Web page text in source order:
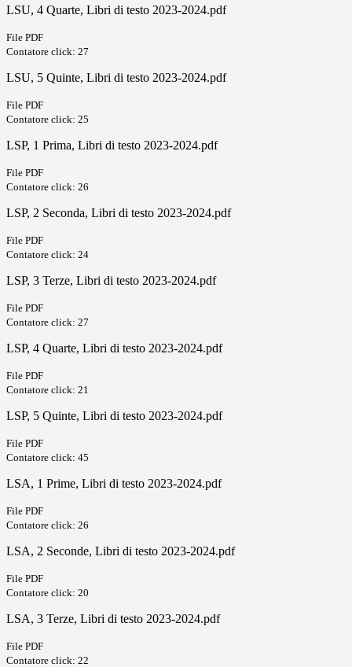
LSU, 4 Quarte, Libri di testo 2023-2024.pdf
File PDF
Contatore click: 27
LSU, 5 Quinte, Libri di testo 2023-2024.pdf
File PDF
Contatore click: 25
LSP, 1 Prima, Libri di testo 2023-2024.pdf
File PDF
Contatore click: 26
LSP, 2 Seconda, Libri di testo 2023-2024.pdf
File PDF
Contatore click: 24
LSP, 3 Terze, Libri di testo 2023-2024.pdf
File PDF
Contatore click: 27
LSP, 4 Quarte, Libri di testo 2023-2024.pdf
File PDF
Contatore click: 21
LSP, 5 Quinte, Libri di testo 2023-2024.pdf
File PDF
Contatore click: 45
LSA, 1 Prime, Libri di testo 2023-2024.pdf
File PDF
Contatore click: 26
LSA, 2 Seconde, Libri di testo 2023-2024.pdf
File PDF
Contatore click: 20
LSA, 3 Terze, Libri di testo 2023-2024.pdf
File PDF
Contatore click: 22